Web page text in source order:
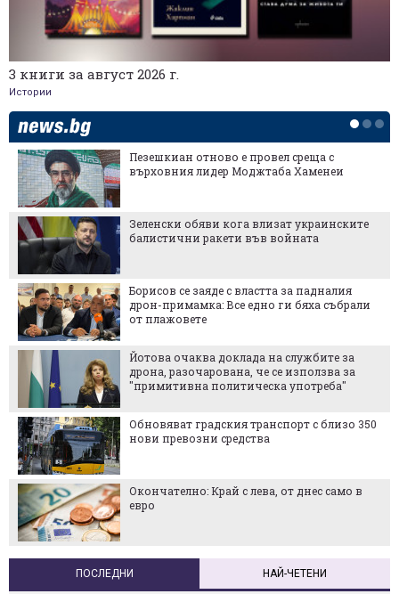
3 книги за август 2026 г.
Истории
Пезешкиан отново е провел среща с
върховния лидер Моджтаба Хаменеи
Зеленски обяви кога влизат украинските
балистични ракети във войната
Борисов се заяде с властта за падналия
дрон-примамка: Все едно ги бяха събрали
от плажовете
Йотова очаква доклада на службите за
дрона, разочарована, че се използва за
"примитивна политическа употреба"
Обновяват градския транспорт с близо 350
нови превозни средства
Окончателно: Край с лева, от днес само в
евро
ПОСЛЕДНИ НАЙ-ЧЕТЕНИ